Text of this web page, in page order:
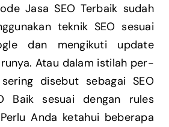
Jasa SEO Terbaik sudah
teknik SEO sesuai
dan mengikuti update
Atau dalam istilah per-
disebut sebagai SEO
Baik sesuai dengan rules
Anda ketahui beberapa